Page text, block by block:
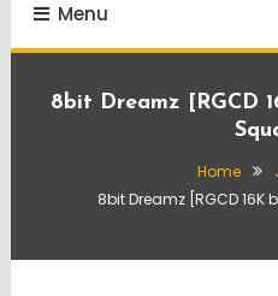
Menu
8bit Dreamz [RGCD
Home
8bit Dreamz [RGCD